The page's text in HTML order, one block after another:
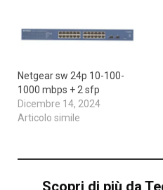
Netgear sw 24p 10-100-
1000 mbps + 2 sfp
Dicembre 14, 2024
Articolo simile
Scopri di più da